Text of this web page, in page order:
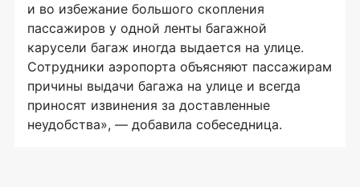
и во избежание большого скопления
пассажиров у одной ленты багажной
карусели багаж иногда выдается на улице.
Сотрудники аэропорта объясняют пассажирам
причины выдачи багажа на улице и всегда
приносят извинения за доставленные
неудобства», — добавила собеседница.